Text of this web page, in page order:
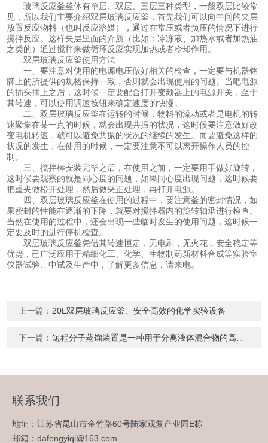
​玻璃反应釜釜体有单层、双层、三层三种类型，一般双层比较常
见，所以我们主要介绍双层玻璃反应釜，首先我们可以向中间的夹层
放置反应物料（也叫反应溶媒），通过在常压或者负压的情况下进行
搅拌反应。这样夹层里面的介质（比如：冷冻液、加热水或者加热油
之类的）通过搅拌来做循环反应实现加热或者冷却作用。
双层玻璃反应釜使用方法
一、要注意对使用的电源电压做好相关的检查，一定要与机器铭
牌上的所提供的规格保持一致，否则就会出现使用的问题。当吧电源
的插头插上之后，这时候一定要配合打开变频器上的电源开关，至于
其转速，可以使用调速按钮来确定速度的快慢。
二、双层玻璃反应釜在运转的时候，物料的流动或者是电机的转
速聚集在某一点的时候，就会出现共振的状况，这时候要注意做好改
变电机转速，就可以避免共振的状况的继续的发生。而要避免这样的
状况的发生，在使用的时候，一定要注意不可以离开操作人员的控
制。
三、搅拌棒安装完毕之后，在使用之前，一定要用手做好旋转，
这时候要观察的就是同心度的问题，如果同心度出现问题，这时候要
把重夹做松开处理，然后做夹正处理，再打开电源。
四、双层玻璃反应釜在使用的过程中，要注意釜的密封情况，如
果密封的性能在逐渐的下降，就要对搅拌器内的旋转轴承进行检查。
当然在使用的过程中，还会出现一些临时发生的使用问题，这时候一
定要及时的进行停机检查。
双层玻璃反应釜凭借其转速恒定，无电刷，无火花，安全稳定等
优势，已广泛应用于精细化工、化学、生物制药新材料合成等实验室
仪器试验、中试及生产中，了解更多信息，请来电。
上一篇： 20L双层玻璃反应釜、安全高效的化学实验设备
下一篇：短程分子蒸馏装置是一种用于分离液体混合物的高效技术
联系我们
地址：江苏省昆山市金竹路60号陆家观复产业园E栋
邮箱：dafengyiqi@163.com